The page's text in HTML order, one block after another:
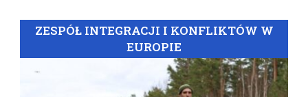
ZESPÓŁ INTEGRACJI I KONFLIKTÓW W
EUROPIE